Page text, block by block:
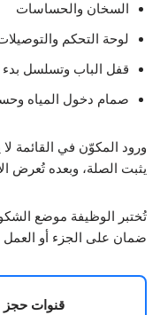
السخان والحساسات
لوحة التحكم
قفل الباب وتسلسل بدء
صمام دخول المياه
ورود المكوّن في القائمة
يثبت الصلة، وبعده تُعرض
تُختبر الوظيفة موضع
ضمان على الجزء أو العمل
قنوات حجز